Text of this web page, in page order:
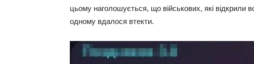
цьому наголошується, що військових, які відкрили
одному вдалося втекти.